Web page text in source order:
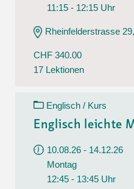
11:15 - 12:15 Uhr
Rheinfelderstrasse
CHF 340.00
17 Lektionen
Englisch / Kurs
Englisch leichte
10.08.26 - 14.12.26
Montag
12:45 - 13:45 Uhr